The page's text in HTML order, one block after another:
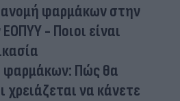
φαρμάκων στην
- Ποιοι είναι
φαρμάκων: Πώς θα
χρειάζεται να κάνετε